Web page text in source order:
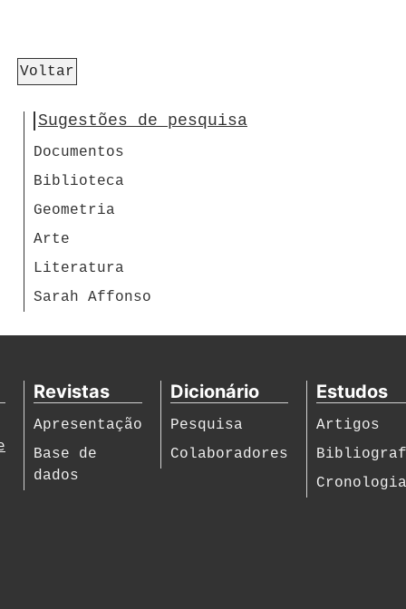
Voltar
Sugestões de pesquisa
Documentos
Biblioteca
Geometria
Arte
Literatura
Sarah Affonso
Revistas
Apresentação
Base de
dados
Dicionário
Pesquisa
Colaboradores
Estudos
Artigos